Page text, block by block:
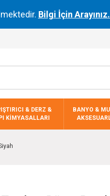
Bilgi İçin
& DERZ &
KİMYASALLARI
BANYO &